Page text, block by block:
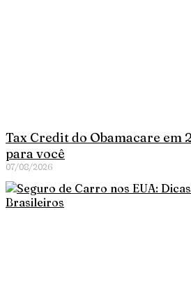
Tax Credit do Obamacare em
para você
07/08/2026